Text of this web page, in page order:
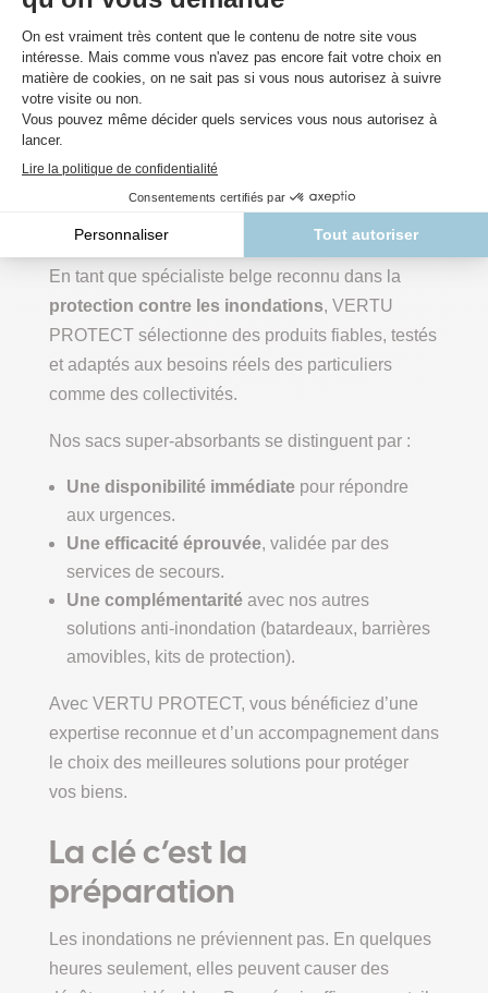
RéutilisationRare
Conservables 5 à 10 ans
Propreté
Salissant
Propre et sans débris
👉 Verdict : les sacs super-absorbants surpassent
largement les sacs de sable en termes de
praticité, logistique et efficacité.
Pourquoi choisir VERTU
PROTECT ?
En tant que spécialiste belge reconnu dans la
protection contre les inondations, VERTU
PROTECT sélectionne des produits fiables, testés
et adaptés aux besoins réels des particuliers
comme des collectivités.
Nos sacs super-absorbants se distinguent par :
Une disponibilité immédiatepour répondre
aux urgences.
Une efficacité éprouvée, validée par des
services de secours.
Une complémentaritéavec nos autres
solutions anti-inondation (batardeaux, barrières
amovibles, kits de protection).
Avec VERTU PROTECT, vous bénéficiez d’une
expertise reconnue et d’un accompagnement dans
le choix des meilleures solutions pour protéger
vos biens.
La clé c’est la
préparation
Les inondations ne préviennent pas. En quelques
heures seulement, elles peuvent causer des